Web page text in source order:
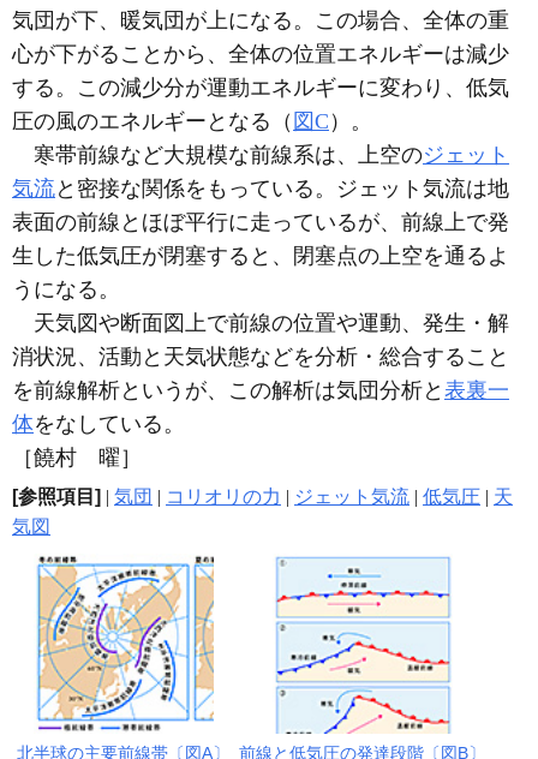
気団が下、暖気団が上になる。この場合、全体の重
心が下がることから、全体の位置エネルギーは減少
する。この減少分が運動エネルギーに変わり、低気
圧の風のエネルギーとなる（ 図C ）。
寒帯前線など大規模な前線系は、上空のジェット
気流と密接な関係をもっている。ジェット気流は地
表面の前線とほぼ平行に走っているが、前線上で発
生した低気圧が閉塞すると、閉塞点の上空を通るよ
うになる。
天気図や断面図上で前線の位置や運動、発生・解
消状況、活動と天気状態などを分析・総合すること
を前線解析というが、この解析は気団分析と 表裏一
体をなしている。
［饒村 曜］
[参照項目] | 気団 | コリオリの力 | ジェット気流 | 低気圧 | 天
気図
北半球の主要前線帯〔図A〕 前線と低気圧の発達段階〔図B〕